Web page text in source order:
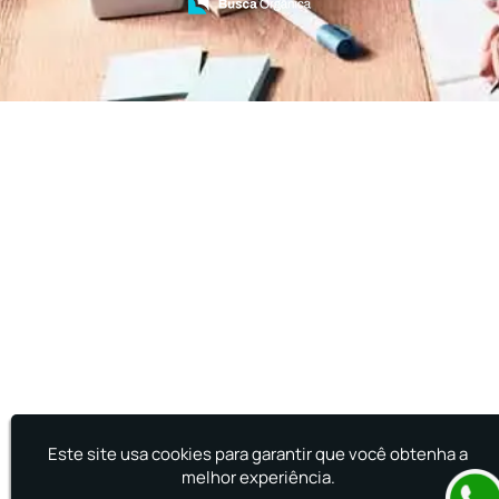
Treinamento de Brigada de Incêndio
Treinamento de Brigada de Incêndio Valor
Treinamento de Brigadista de Incêndio
Treinamento de Combate a Incêndio NR 23
Este site usa cookies para garantir que você obtenha a
melhor experiência.